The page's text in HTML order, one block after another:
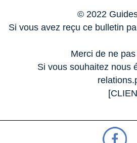
© 2022
Si vous avez reçu ce bulletin
Merci de ne
Si vous souhaitez nous